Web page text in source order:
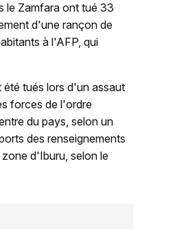
le Zamfara ont tué 33
d'une rançon de
à l'AFP, qui
été tués lors d'un assaut
forces de l'ordre
du pays, selon un
des renseignements
d'Iburu, selon le